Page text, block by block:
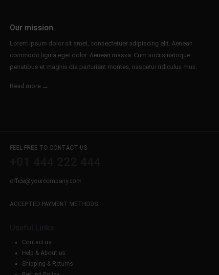
Our mission
Lorem ipsum dolor sit amet, consectetuer adipiscing elit. Aenean
commodo ligula eget dolor. Aenean massa. Cum sociis natoque
penatibus et magnis dis parturient montes, nascetur ridiculus mus.
Read more →
FEEL FREE TO CONTACT US
office@yourcompany.com
ACCEPTED PAYMENT METHODS
Contact us
Help & About us
Shipping & Returns